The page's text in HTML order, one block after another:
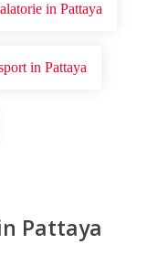
in Pattaya
in Pattaya
Pattaya